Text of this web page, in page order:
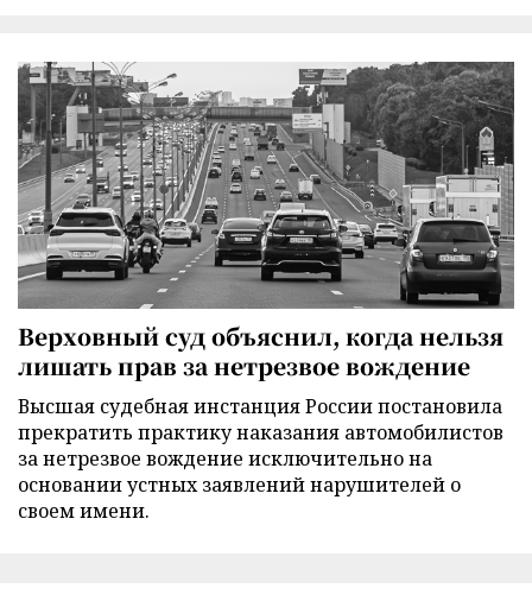
Верховный суд объяснил, когда нельзя
лишать прав за нетрезвое вождение
Высшая судебная инстанция России постановила
прекратить практику наказания автомобилистов
за нетрезвое вождение исключительно на
основании устных заявлений нарушителей о
своем имени.